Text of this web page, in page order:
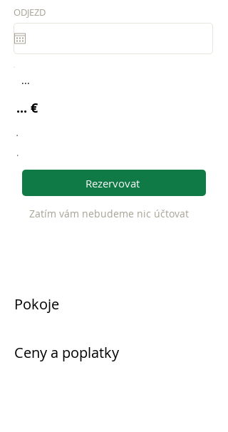
ODJEZD
...
... €
.
.
Rezervovat
Zatím vám nebudeme nic účtovat
Pokoje
Ceny a poplatky